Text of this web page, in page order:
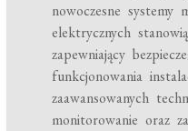
nowoczesne systemy
elektrycznych
zapewniający
funkcjonowania
zaawansowanych
monitorowanie oraz